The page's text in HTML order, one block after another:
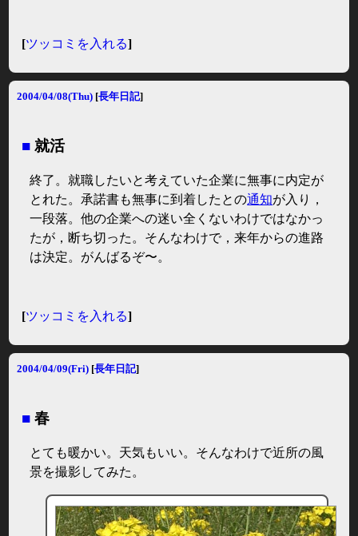
[ツッコミを入れる]
2004/04/08(Thu) [長年日記]
■ 就活
終了。就職したいと考えていた企業に無事に内定が
とれた。承諾書も無事に到着したとの通知が入り，
一段落。他の企業への迷い全くないわけではなかっ
たが，断ち切った。そんなわけで，来年からの進路
は決定。がんばるぞ〜。
[ツッコミを入れる]
2004/04/09(Fri) [長年日記]
■ 春
とても暖かい。天気もいい。そんなわけで近所の風
景を撮影してみた。